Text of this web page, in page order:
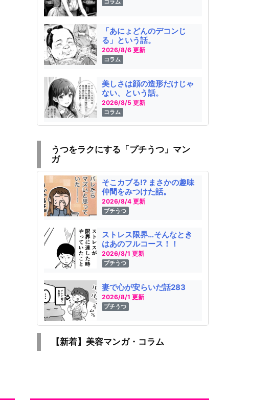
コラム
「あにょどんのデコンじ
る」という話。
2026/8/6 更新
コラム
美しさは顔の造形だけじゃ
ない、という話。
2026/8/5 更新
コラム
うつをラクにする「プチうつ」マン
ガ
そこカブる!? まさかの趣味
仲間をみつけた話。
2026/8/4 更新
プチうつ
ストレス限界…そんなとき
はあのフルコース！！
2026/8/1 更新
プチうつ
妻で心が安らいだ話283
2026/8/1 更新
プチうつ
【新着】美容マンガ・コラム